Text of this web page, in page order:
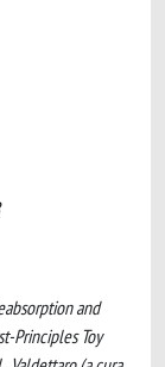
and
Principles Toy